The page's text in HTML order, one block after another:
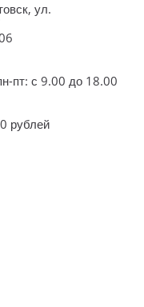
ул.
пт: с 9.00 до 18.00
рублей